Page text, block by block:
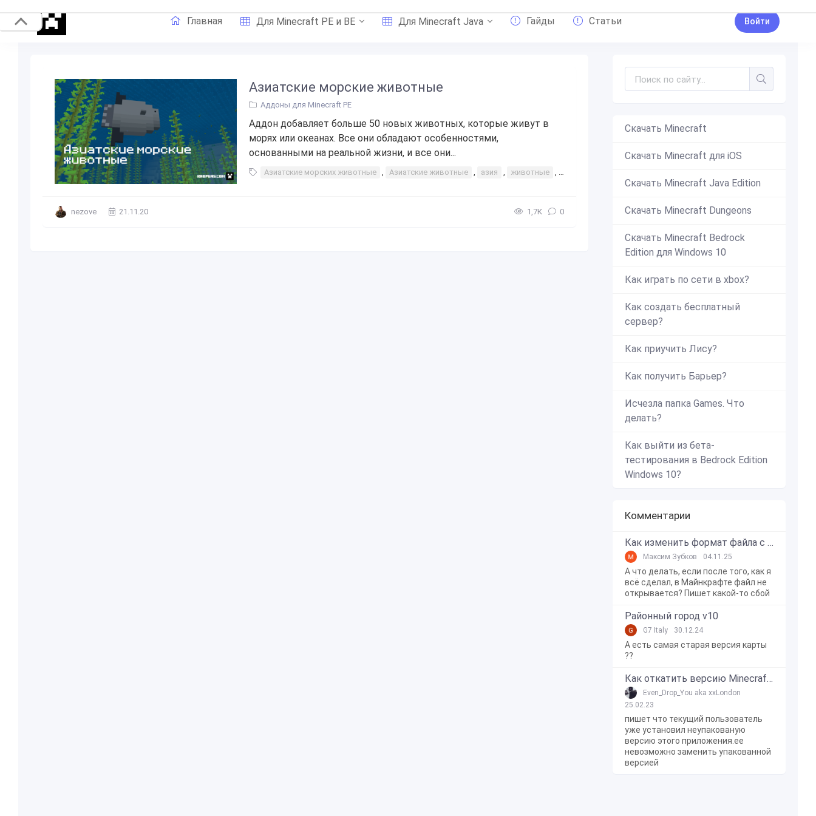
Главная Для Minecraft PE и BE Для Minecraft Java Гайды Статьи Войти
Азиатские морские животные
Аддоны для Minecraft PE
Аддон добавляет больше 50 новых животных, которые живут в
морях или океанах. Все они обладают особенностями,
основанными на реальной жизни, и все они...
Азиатские морских животные , Азиатские животные , азия , животные , рыбы
nezove 21.11.20 1,7К 0
Скачать Minecraft
Скачать Minecraft для iOS
Скачать Minecraft Java Edition
Скачать Minecraft Dungeons
Скачать Minecraft Bedrock
Edition для Windows 10
Как играть по сети в xbox?
Как создать бесплатный
сервер?
Как приучить Лису?
Как получить Барьер?
Исчезла папка Games. Что
делать?
Как выйти из бета-
тестирования в Bedrock Edition
Windows 10?
Комментарии
Как изменить формат файла с zip в mcworld?
Максим Зубков 04.11.25
А что делать, если после того, как я
всё сделал, в Майнкрафте файл не
открывается? Пишет какой-то сбой
Районный город v10
G7 Italy 30.12.24
А есть самая старая версия карты
??
Как откатить версию Minecraft Bedrock Edition на Windows 10?
Even_Drop_You aka xxLondon
25.02.23
пишет что текущий пользователь
уже установил неупакованую
версию этого приложения.ее
невозможно заменить упакованной
версией